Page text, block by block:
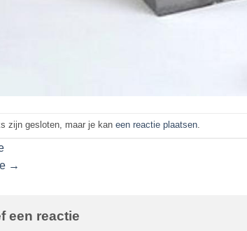
zijn gesloten, maar je kan een reactie plaatsen.
→
een reactie